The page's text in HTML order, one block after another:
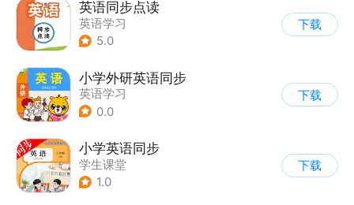
英语同步点读
英语学习
5.0
下载
小学外研英语同步
英语学习
0.0
下载
小学英语同步
学生课堂
1.0
下载